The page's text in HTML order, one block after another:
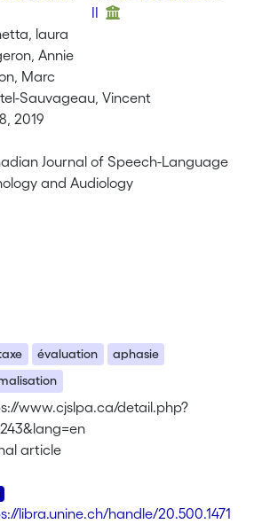
II
laura
Annie
Marc
Sauvageau, Vincent
2019
Journal of Speech-Language
and Audiology
évaluation
aphasie
www.cjslpa.ca/detail.php?
article
libra.unine.ch/handle/20.500.1471